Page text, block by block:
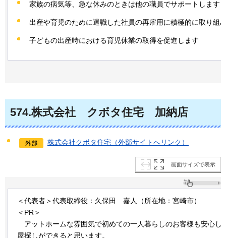
家族の病気等、急な休みのときは他の職員でサポートします
出産や育児のために退職した社員の再雇用に積極的に取り組
子どもの出産時における育児休業の取得を促進します
574.株式会社 クボタ住宅 加納店
株式会社クボタ住宅（外部サイトへリンク）
画面サイズで表示
＜代表者＞代表取締役：久保田 嘉人
（所在地：宮崎市）
＜PR＞
アットホームな雰囲気で初めての一人暮らしのお客様も安心し
屋探しができると思います。